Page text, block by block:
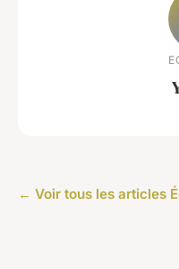
← Voir tous les articles